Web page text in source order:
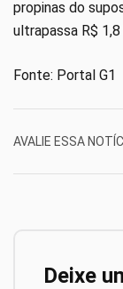
propinas do
ultrapassa R$
Fonte: Portal G1
AVALIE ESSA
Deixe